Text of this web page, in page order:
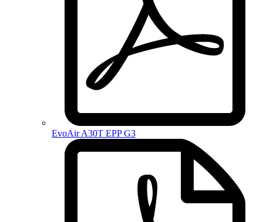
EvoAir A30T EPP G3